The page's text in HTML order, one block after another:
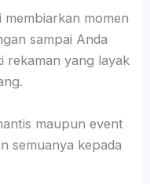
momen
sampai Anda
rekaman yang layak
maupun event
semuanya kepada